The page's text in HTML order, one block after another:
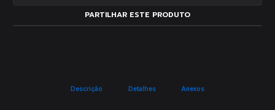
PARTILHAR ESTE PRODUTO
Descrição Detalhes Anexos